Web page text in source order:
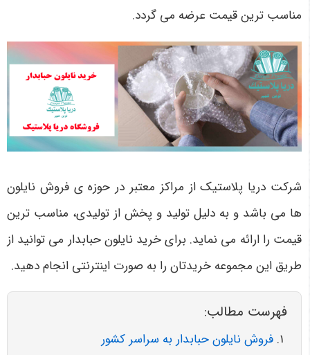
مناسب‌ ترین قیمت عرضه می‌ گردد.
شرکت دریا پلاستیک از مراکز معتبر در حوزه ی فروش نایلون
ها می باشد و به دلیل تولید و پخش از تولیدی، مناسب ترین
قیمت را ارائه می نماید. برای خرید نایلون حبابدار می توانید از
طریق این مجموعه خریدتان را به صورت اینترنتی انجام دهید.
فهرست مطالب:
فروش نایلون حبابدار به سراسر کشور